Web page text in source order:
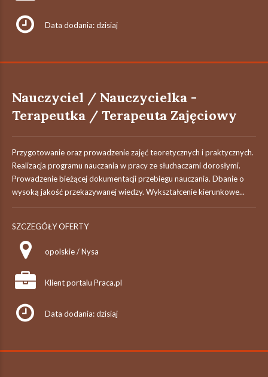
Data dodania: dzisiaj
Nauczyciel / Nauczycielka -
Terapeutka / Terapeuta Zajęciowy
Przygotowanie oraz prowadzenie zajęć teoretycznych i praktycznych.
Realizacja programu nauczania w pracy ze słuchaczami dorosłymi.
Prowadzenie bieżącej dokumentacji przebiegu nauczania. Dbanie o
wysoką jakość przekazywanej wiedzy. Wykształcenie kierunkowe...
SZCZEGÓŁY OFERTY
opolskie / Nysa
Klient portalu Praca.pl
Data dodania: dzisiaj